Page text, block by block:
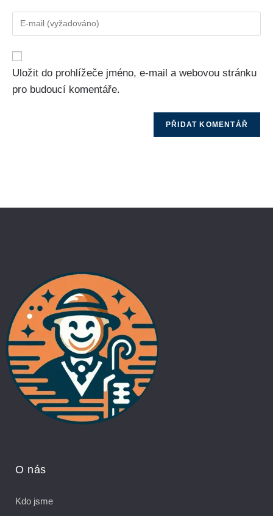
Uložit do prohlížeče jméno, e-mail a webovou stránku
pro budoucí komentáře.
O nás
Kdo jsme